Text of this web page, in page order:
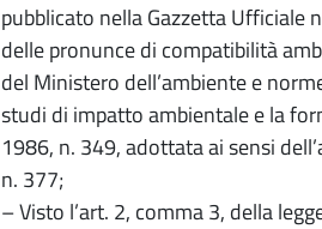
pubblicato nella Gazzetta Ufficiale
delle pronunce di compatibilità
del Ministero dell’ambiente e
studi di impatto ambientale e la
1986, n. 349, adottata ai sensi
n. 377;
– Visto l’art. 2, comma 3, della